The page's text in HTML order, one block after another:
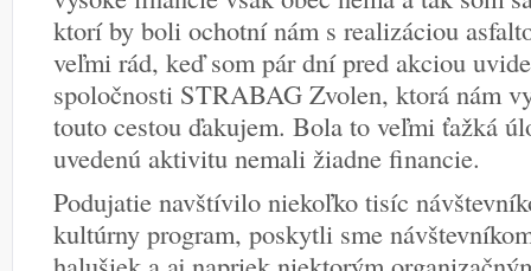
ktorí by boli ochotní nám s realizáciou
veľmi rád, keď som pár dní pred akciou
spoločnosti STRABAG Zvolen, ktorá nám
touto cestou ďakujem. Bola to veľmi ťažká
uvedenú aktivitu nemali žiadne financie.
Podujatie navštívilo niekoľko tisíc
kultúrny program, poskytli sme